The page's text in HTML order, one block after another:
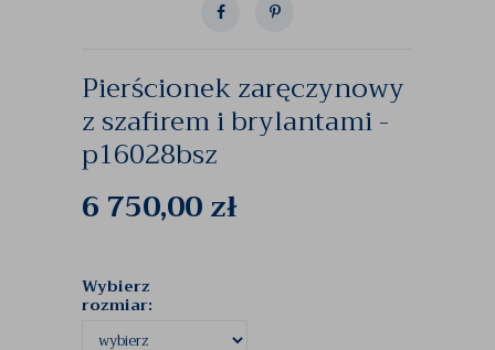
Pierścionek zaręczynowy
z szafirem i brylantami -
p16028bsz
6 750,00zł
Wybierz
rozmiar: